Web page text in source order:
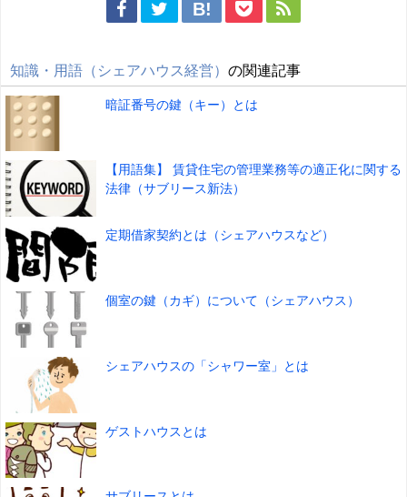
知識・用語（シェアハウス経営） の関連記事
暗証番号の鍵（キー）とは
【用語集】 賃貸住宅の管理業務等の適正化に関する
法律（サブリース新法）
定期借家契約とは（シェアハウスなど）
個室の鍵（カギ）について（シェアハウス）
シェアハウスの「シャワー室」とは
ゲストハウスとは